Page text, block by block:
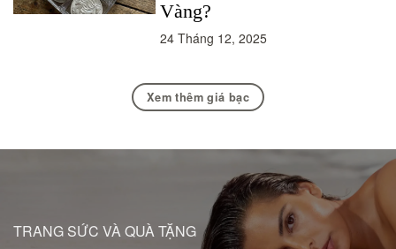
Vàng?
24 Tháng 12, 2025
Xem thêm giá bạc
TRANG SỨC VÀ QUÀ TẶNG